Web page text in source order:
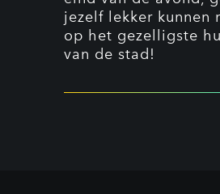
jezelf lekker kunnen
op het gezelligste
van de stad!